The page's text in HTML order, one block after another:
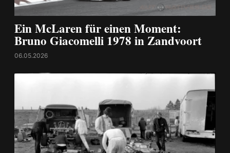
Ein McLaren für einen Moment:
Bruno Giacomelli 1978 in Zandvoort
06.05.2026